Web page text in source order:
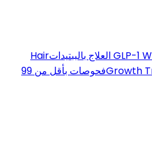
GLP-1 العلاج بالببتيداتHair
Growth
فحوصات بأقل من 99